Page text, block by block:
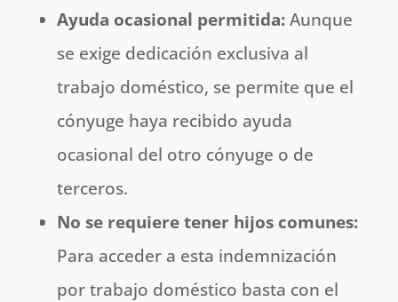
Ayuda ocasional permitida:Aunque
se exige dedicación exclusiva al
trabajo doméstico, se permite que el
cónyuge haya recibido ayuda
ocasional del otro cónyuge o de
terceros.
No se requiere tener hijos comunes:
Para acceder a esta indemnización
por trabajo doméstico basta con el